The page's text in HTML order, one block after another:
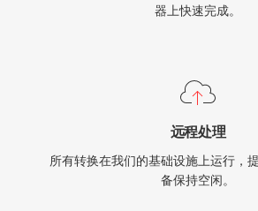
器上快速完成。
远程处理
所有转换在我们的基础设施上运行，
备保持空闲。